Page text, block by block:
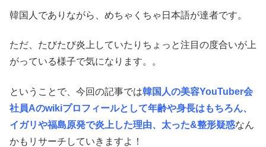
韓国人でありながら、めちゃくちゃ日本語が達者です。
ただ、たびたび炎上していたりちょっと注目の度合いが上
がっている様子で気になります。。
ということで、今回の記事では韓国人の美容YouTuber会
社員Aのwikiプロフィールとして年齢や身長はもちろん、
イガリや福島原発で炎上した理由、太った&整形疑惑なん
かもリサーチしていきますよ！